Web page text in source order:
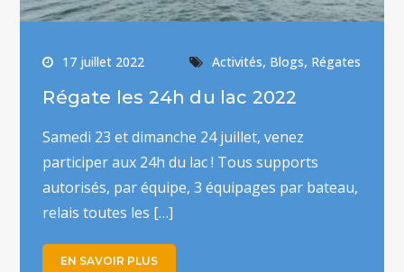
17 juillet 2022 Activités, Blogs, Régates
Régate les 24h du lac 2022
Samedi 23 et dimanche 24 juillet, venez
participer aux 24h du lac ! Tous supports
autorisés, par équipe, 3 équipages par bateau,
relais toutes les […]
EN SAVOIR PLUS